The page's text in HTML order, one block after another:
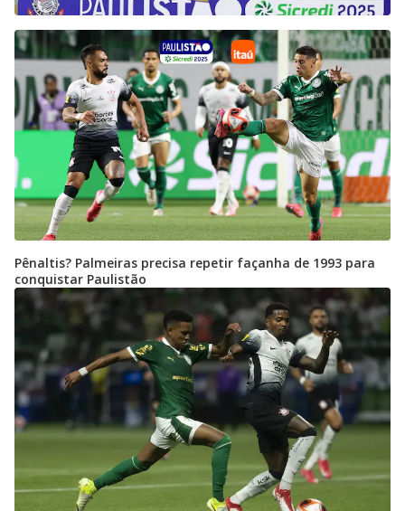
Pênaltis? Palmeiras precisa repetir façanha de 1993 para
conquistar Paulistão